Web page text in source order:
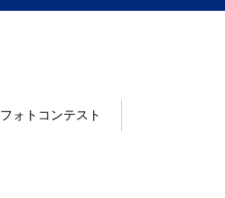
フォトコンテスト